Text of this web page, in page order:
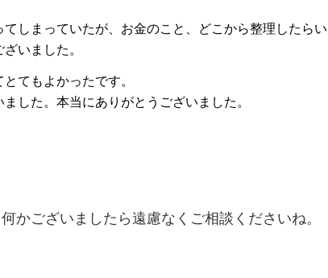
しまっていたが、お金のこと、どこから整理したらい
いました。
てもよかったです。
した。本当にありがとうございました。
かございましたら遠慮なくご相談くださいね。